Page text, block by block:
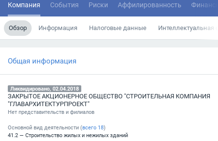
Компания События Риски Аффилированность
Обзор Информация Налоговые данные Интеллектуальная
Общая информация
Ликвидировано, 02.04.2018
ЗАКРЫТОЕ АКЦИОНЕРНОЕ ОБЩЕСТВО "СТРОИТЕЛЬНАЯ КОМПАНИЯ
"ГЛАВАРХИТЕКТУРПРОЕКТ"
Нет представительств и филиалов
Основной вид деятельности (всего 18)
41.2 — Строительство жилых и нежилых зданий